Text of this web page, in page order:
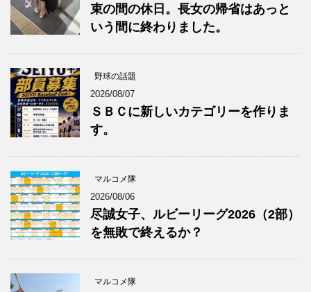
束の間の休日。長女の帰省はあっと
いう間に終わりました。
野球の話題
2026/08/07
ＳＢＣに新しいカテゴリーを作りま
す。
マルコメ隊
2026/08/06
尽誠女子、ルビーリーグ2026（2部）
を無敗で終えるか？
マルコメ隊